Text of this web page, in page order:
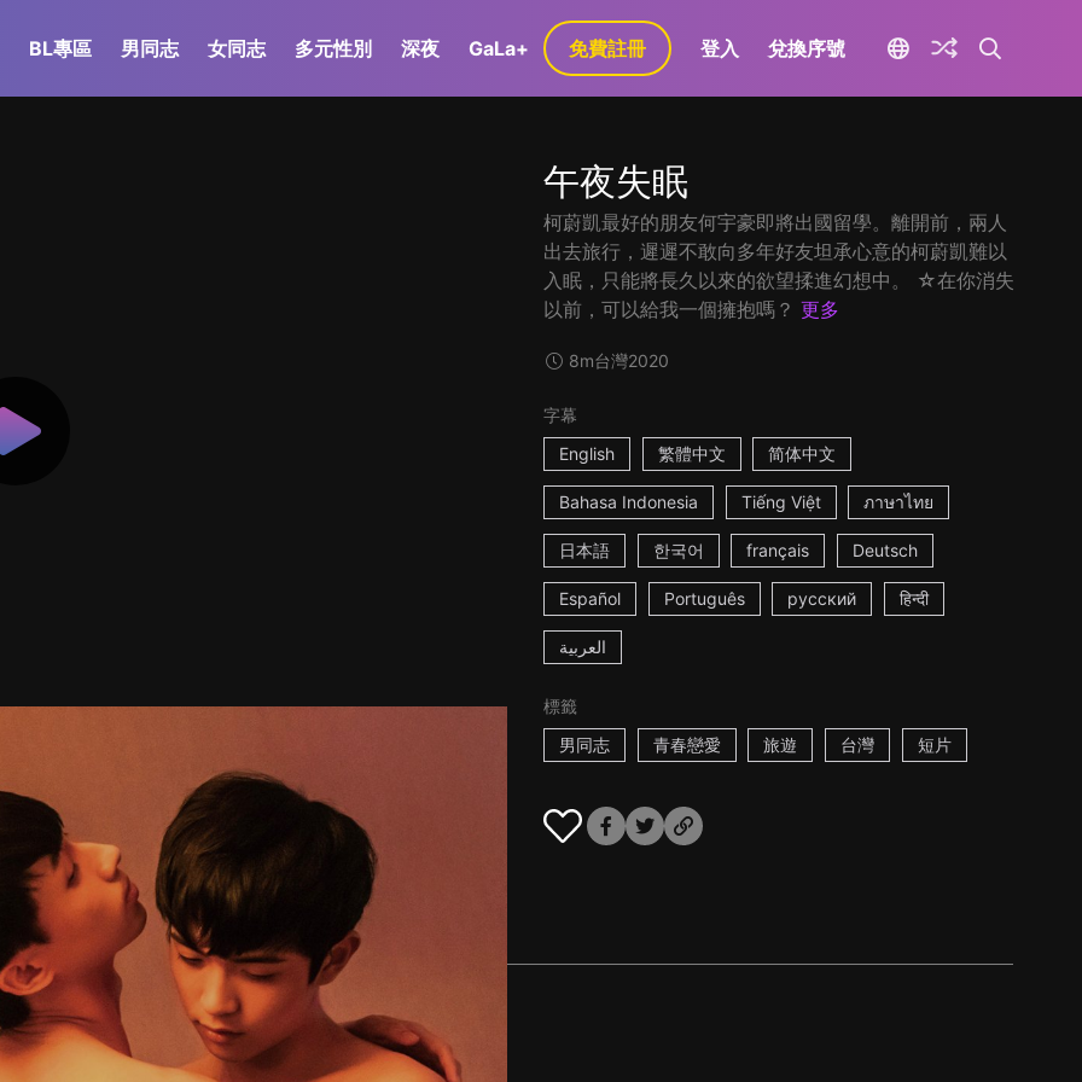
BL專區 男同志 女同志 多元性別 深夜 GaLa+ 免費註冊 登入 兌換序號
午夜失眠
柯蔚凱最好的朋友何宇豪即將出國留學。離開前，兩人
出去旅行，遲遲不敢向多年好友坦承心意的柯蔚凱難以
入眠，只能將長久以來的欲望揉進幻想中。 ☆在你消失
以前，可以給我一個擁抱嗎？ 更多
8m台灣2020
字幕
English
繁體中文 简体中文
Bahasa Indonesia Tiếng Việt ภาษาไทย
日本語 한국어 français Deutsch
Español Português русский हिन्दी
العربية
標籤
男同志
青春戀愛 旅遊 台灣 短片